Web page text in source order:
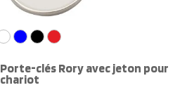
Porte-clés Rory avec jeton pour
chariot